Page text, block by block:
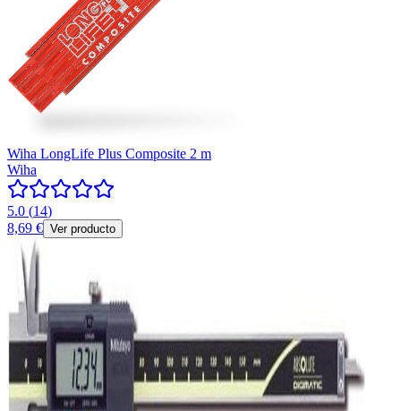
Wiha LongLife Plus Composite 2 m
Wiha
5.0 (14)
8,69 € Ver producto